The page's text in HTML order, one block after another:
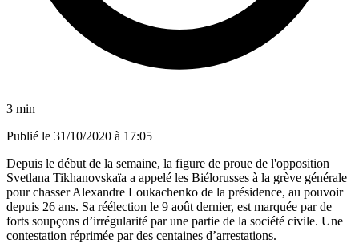
3 min
Publié le 31/10/2020 à 17:05
Depuis le début de la semaine, la figure de proue de l'opposition
Svetlana Tikhanovskaïa a appelé les Biélorusses à la grève générale
pour chasser Alexandre Loukachenko de la présidence, au pouvoir
depuis 26 ans. Sa réélection le 9 août dernier, est marquée par de
forts soupçons d’irrégularité par une partie de la société civile. Une
contestation réprimée par des centaines d’arrestations.